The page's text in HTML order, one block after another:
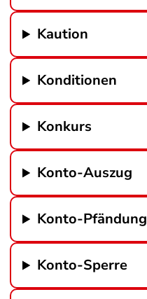
Kaution
Konditionen
Konkurs
Konto-Auszug
Konto-Pfändung
Konto-Sperre